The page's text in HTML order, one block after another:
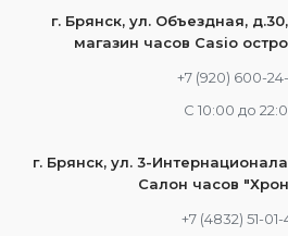
г. Брянск, ул. Объездная,
магазин часов Casio
+7 (920) 600-
С 10:00 до
г. Брянск, ул. 3-
Салон часов
+7 (4832) 51-01-